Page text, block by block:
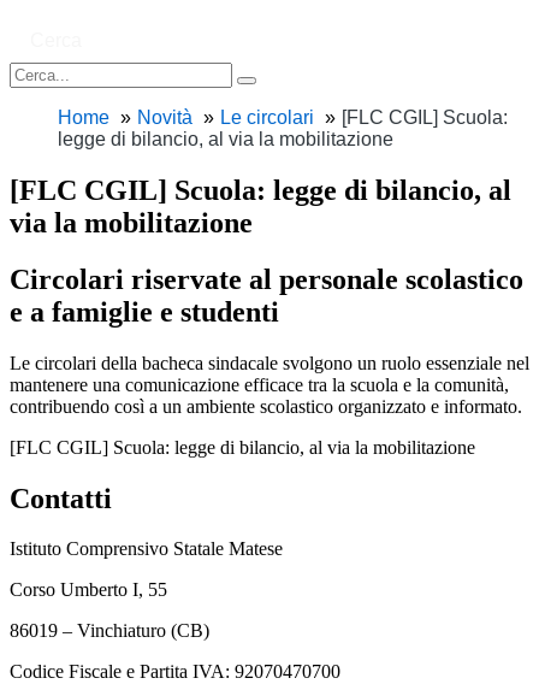
Home Novità Le circolari
[FLC CGIL] Scuola:
legge di bilancio, al via la mobilitazione
[FLC CGIL] Scuola: legge di bilancio, al
via la mobilitazione
Circolari riservate al personale scolastico
e a famiglie e studenti
Le circolari della bacheca sindacale svolgono un ruolo essenziale nel
mantenere una comunicazione efficace tra la scuola e la comunità,
contribuendo così a un ambiente scolastico organizzato e informato.
[FLC CGIL] Scuola: legge di bilancio, al via la mobilitazione
Contatti
Istituto Comprensivo Statale Matese
Corso Umberto I, 55
86019 – Vinchiaturo (CB)
Codice Fiscale e Partita IVA: 92070470700